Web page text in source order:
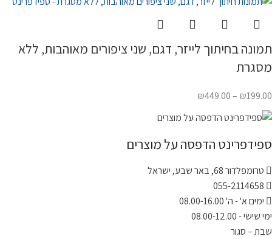
תמונה בחיתוך לייזר, דגם, שני ציפורים מאוהבות, ללא
מסגרת
₪199.00
–
₪449.00
ספידפרינט הדפסה על מוצרים
טרומפלדור 68, באר שבע, ישראל
055-2114658
ימים א' - ה' 08.00-16.00
ימי שישי - 08.00-12.00
שבת – סגור